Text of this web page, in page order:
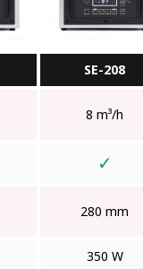
SE-208
8 m³/h
✓
280 mm
350 W